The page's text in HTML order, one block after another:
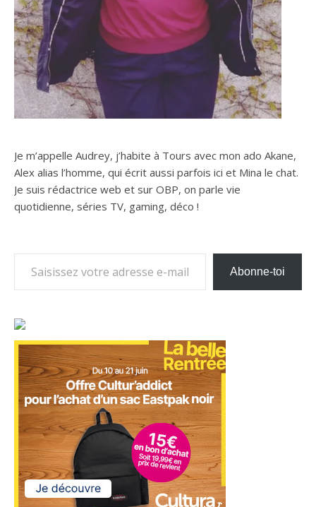
Je m’appelle Audrey, j’habite à Tours avec mon ado Akane,
Alex alias l’homme, qui écrit aussi parfois ici et Mina le chat.
Je suis rédactrice web et sur OBP, on parle vie
quotidienne, séries TV, gaming, déco !
Abonne-toi